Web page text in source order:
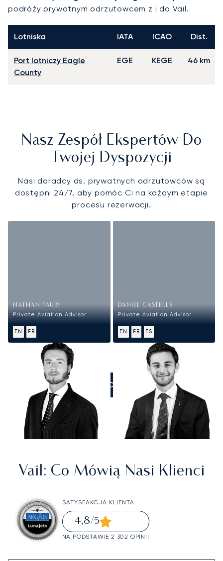
podróży prywatnym odrzutowcem z i do Vail.
Lotniska IATA ICAO Dist.
Port lotniczy Eagle
County
EGE KEGE 46 km
Nasz Zespół Ekspertów Do
Twojej Dyspozycji
Nasi doradcy ds. prywatnych odrzutowców są
dostępni 24/7, aby pomóc Ci na każdym etapie
procesu rezerwacji.
NATHAN TAUBY
Private Aviation Advisor
EN FR
DANIEL CASTELLS
Private Aviation Advisor
EN FR ES
ZADZWOŃCIE DO NAS
Vail: Co Mówią Nasi Klienci
SATYSFAKCJA KLIENTA
4,8/5
NA PODSTAWIE 2 302 OPINII